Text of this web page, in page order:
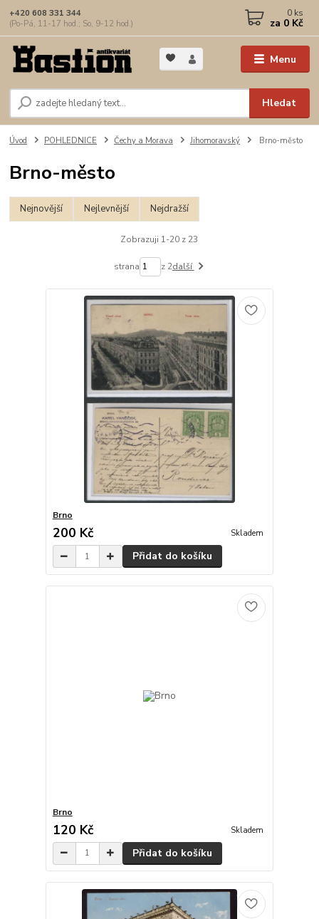
Menu
Hledat
+420 608 331 344
(Po-Pá, 11-17 hod.; So, 9-12 hod.)
0 ks
za 0 Kč
Úvod POHLEDNICE Čechy a Morava Jihomoravský Brno-město
Brno-město
Nejnovější Nejlevnější Nejdražší
Zobrazuji 1-20 z 23
strana z 2další
Brno
200 Kč Skladem
Přidat do košíku
Brno
120 Kč Skladem
Přidat do košíku